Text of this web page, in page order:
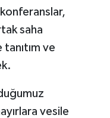
saha
ve
vesile